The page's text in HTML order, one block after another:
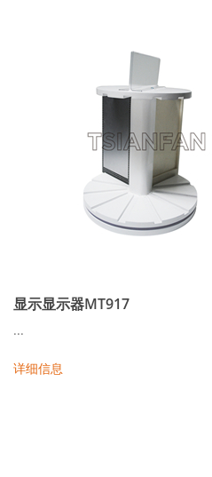
显示显示器MT917
...
详细信息